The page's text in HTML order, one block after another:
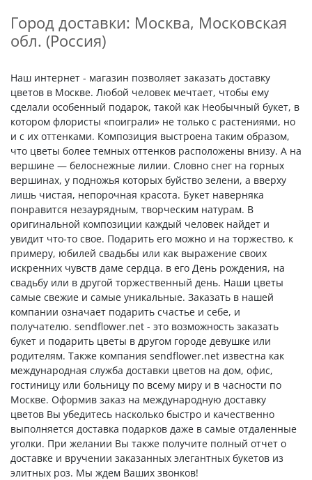
Город доставки: Москва, Московская
обл. (Россия)
Наш интернет - магазин позволяет заказать доставку
цветов в Москве. Любой человек мечтает, чтобы ему
сделали особенный подарок, такой как Необычный букет, в
котором флористы «поиграли» не только с растениями, но
и с их оттенками. Композиция выстроена таким образом,
что цветы более темных оттенков расположены внизу. А на
вершине — белоснежные лилии. Словно снег на горных
вершинах, у подножья которых буйство зелени, а вверху
лишь чистая, непорочная красота. Букет наверняка
понравится незаурядным, творческим натурам. В
оригинальной композиции каждый человек найдет и
увидит что-то свое. Подарить его можно и на торжество, к
примеру, юбилей свадьбы или как выражение своих
искренних чувств даме сердца. в его День рождения, на
свадьбу или в другой торжественный день. Наши цветы
самые свежие и самые уникальные. Заказать в нашей
компании означает подарить счастье и себе, и
получателю. sendflower.net - это возможность заказать
букет и подарить цветы в другом городе девушке или
родителям. Также компания sendflower.net известна как
международная служба доставки цветов на дом, офис,
гостиницу или больницу по всему миру и в часности по
Москве. Оформив заказ на международную доставку
цветов Вы убедитесь насколько быстро и качественно
выполняется доставка подарков даже в самые отдаленные
уголки. При желании Вы также получите полный отчет о
доставке и вручении заказанных элегантных букетов из
элитных роз. Мы ждем Ваших звонков!